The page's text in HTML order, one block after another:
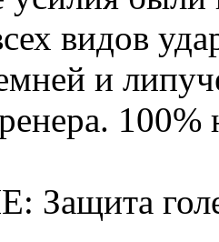
видов
и
100%